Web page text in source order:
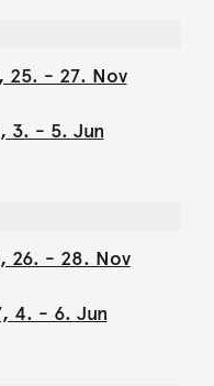
25. - 27. Nov
3. - 5. Jun
26. - 28. Nov
4. - 6. Jun